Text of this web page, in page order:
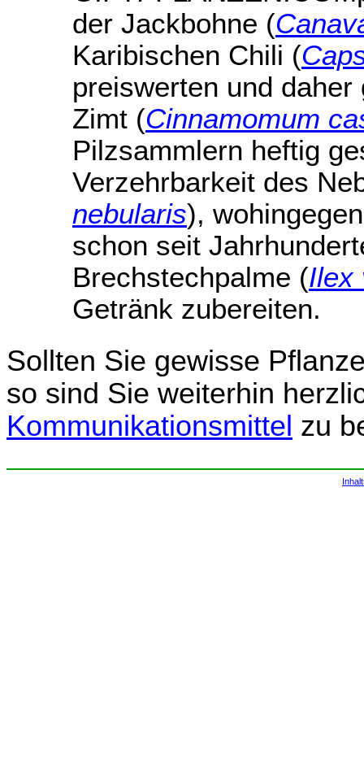
der Jackbohne (
Karibischen Chili (
preiswerten und
Zimt (Cinnamomum
Pilzsammlern heftig
Verzehrbarkeit des
nebularis),
schon seit
Brechstechpalme (Ilex
Getränk zubereiten.
Sollten Sie gewisse
so sind Sie weiterhin
Kommunikationsmittel zu